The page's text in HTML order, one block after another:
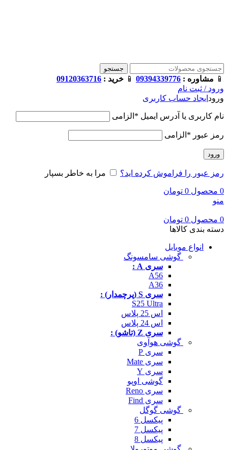
جستجو
📱 مشاوره : 09394339776
📱 خرید : 09120363716
ورود / ثبت نام
ورود ایجاد حساب کاربری
نام کاربری یا آدرس ایمیل * الزامی
رمز عبور * الزامی
ورود
رمز عبور را فراموش کرده اید؟ مرا به خاطر بسپار
0 محصول 0 تومان
منو
0 محصول 0 تومان
دسته بندی کالاها
انواع موبایل
گوشی سامسونگ
سری A :
A56
A36
سری S (پرچمدار) :
S25 Ultra
اس 25 پلاس
اس 24 پلاس
سری Z (تاشو) :
گوشی هوآوی
سری P
سری Mate
سری Y
گوشی اوپو
سری Reno
سری Find
گوشی گوگل
پیکسل 6
پیکسل 7
پیکسل 8